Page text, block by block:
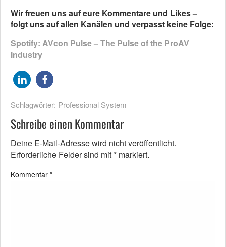
Wir freuen uns auf eure Kommentare und Likes –
folgt uns auf allen Kanälen und verpasst keine Folge:
Spotify: AVcon Pulse – The Pulse of the ProAV
Industry
Schlagwörter: Professional System
Schreibe einen Kommentar
Deine E-Mail-Adresse wird nicht veröffentlicht.
Erforderliche Felder sind mit* markiert.
Kommentar *